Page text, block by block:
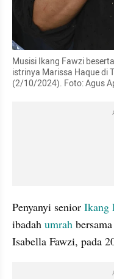
Musisi Ikang Fawzi
istrinya Marissa Haque di
(2/10/2024). Foto: Agus
Penyanyi senior Ikang
ibadah umrah
Isabella Fawzi, pada